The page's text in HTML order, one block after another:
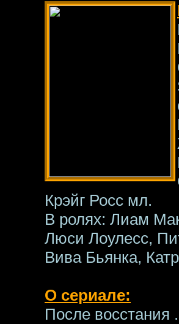
Крэйг Росс мл.
В ролях: Лиам
Люси Лоулесс,
Вива Бьянка,
О сериале:
После восстания